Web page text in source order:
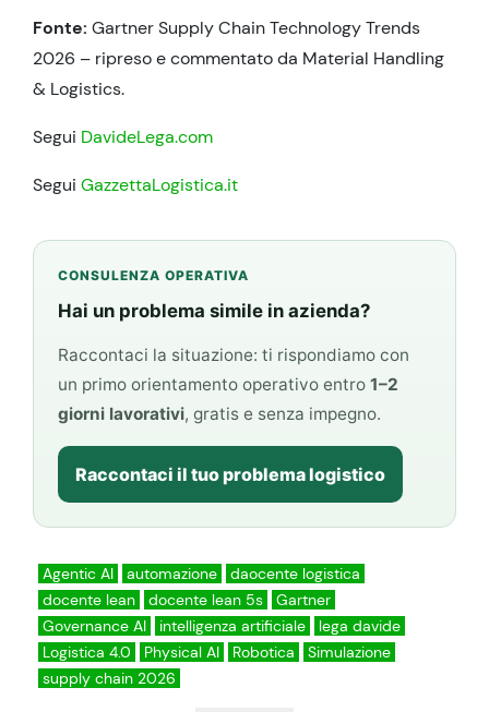
Fonte: Gartner Supply Chain Technology Trends
2026 – ripreso e commentato da Material Handling
& Logistics.
Segui DavideLega.com
Segui GazzettaLogistica.it
CONSULENZA OPERATIVA
Hai un problema simile in azienda?
Raccontaci la situazione: ti rispondiamo con
un primo orientamento operativo entro1–2
giorni lavorativi, gratis e senza impegno.
Raccontaci il tuo problema logistico
Agentic AI automazione
daocente logistica
docente lean
docente lean 5s
Gartner
Governance AI
intelligenza artificiale
lega davide
Logistica 4.0
Physical AI Robotica
Simulazione
supply chain 2026